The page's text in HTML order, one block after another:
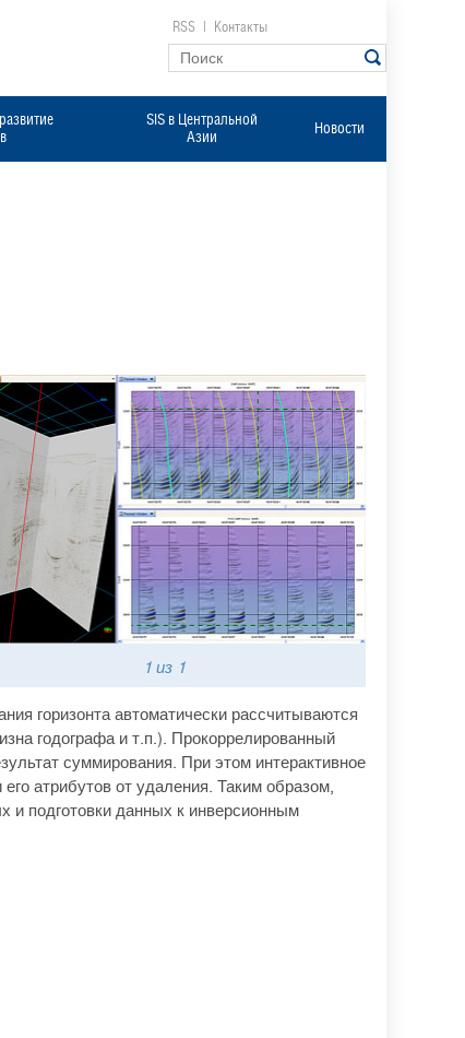
RSS Контакты
SIS в Центральной
Азии
Новости
1из 1
горизонта автоматически рассчитываются
годографа и т.п.). Прокоррелированный
суммирования. При этом интерактивное
атрибутов от удаления. Таким образом,
и подготовки данных к инверсионным